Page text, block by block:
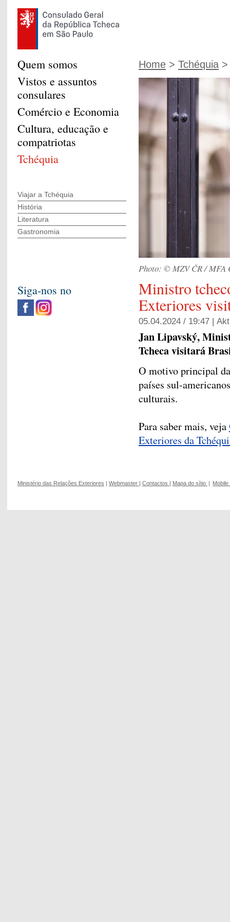
Home > Tchéquia
Photo: © MZV ČR / MFA
Ministro
Exteriores
05.04.2024 / 19:47 |
Jan Lipavský,
Tcheca visitará
O motivo principal
países sul-
culturais.
Para saber mais, veja
Exteriores da
Quem somos
Vistos e assuntos
consulares
Comércio e Economia
Cultura, educação e
compatriotas
Tchéquia
Viajar a Tchéquia
História
Literatura
Gastronomia
Siga-nos no
Ministério das Relações Exteriores | Webmaster | Contactos | Mapa do sítio |